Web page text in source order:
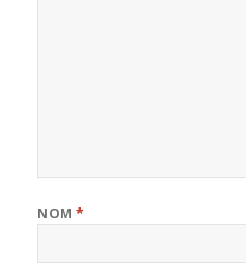
NOM*